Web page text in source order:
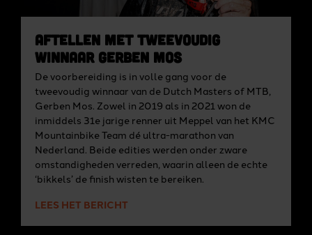
Aftellen met tweevoudig
winnaar Gerben Mos
De voorbereiding is in volle gang voor de
tweevoudig winnaar van de Dutch Masters of MTB,
Gerben Mos. Zowel in 2019 als in 2021 won de
inmiddels 31e jarige renner uit Meppel van het KMC
Mountainbike Team dé ultra-marathon van
Nederland. Beide edities werden onder zware
omstandigheden verreden, waarin alleen de echte
‘bikkels’ de finish wisten te bereiken.
LEES HET BERICHT